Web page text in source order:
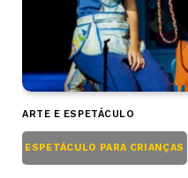
ARTE E ESPETÁCULO
ESPETÁCULO PARA CRIANÇAS